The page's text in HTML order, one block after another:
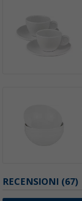
RECENSIONI (67)